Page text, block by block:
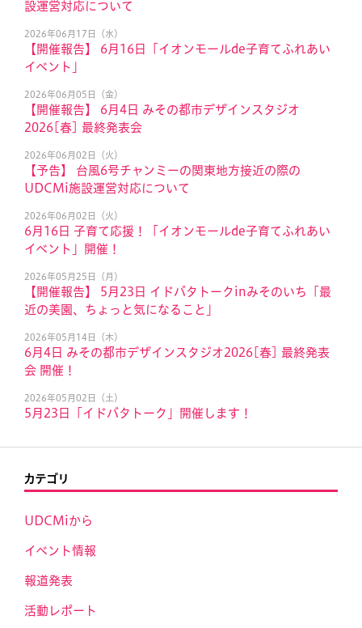
設運営対応について
2026年06月17日（水）
【開催報告】 6月16日「イオンモールde子育てふれあい
イベント」
2026年06月05日（金）
【開催報告】 6月4日 みその都市デザインスタジオ
2026[春] 最終発表会
2026年06月02日（火）
【予告】 台風6号チャンミーの関東地方接近の際の
UDCMi施設運営対応について
2026年06月02日（火）
6月16日 子育て応援！「イオンモールde子育てふれあい
イベント」開催！
2026年05月25日（月）
【開催報告】 5月23日 イドバタトークinみそのいち「最
近の美園、ちょっと気になること」
2026年05月14日（木）
6月4日 みその都市デザインスタジオ2026[春] 最終発表
会 開催！
2026年05月02日（土）
5月23日「イドバタトーク」開催します！
カテゴリ
UDCMiから
イベント情報
報道発表
活動レポート